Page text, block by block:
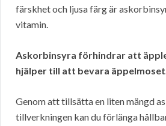
färskhet och ljusa färg är
vitamin.
Askorbinsyra förhindrar att
hjälper till att bevara
Genom att tillsätta en liten mängd
tillverkningen kan du förlänga